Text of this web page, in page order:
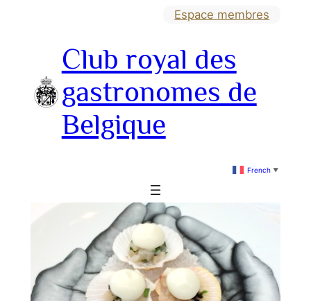
Espace membres
Club royal des
gastronomes de
Belgique
French ▼